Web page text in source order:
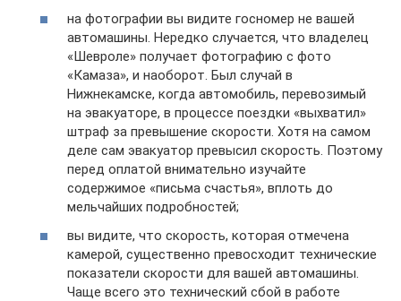
на фотографии вы видите госномер не вашей
автомашины. Нередко случается, что владелец
«Шевроле» получает фотографию с фото
«Камаза», и наоборот. Был случай в
Нижнекамске, когда автомобиль, перевозимый
на эвакуаторе, в процессе поездки «выхватил»
штраф за превышение скорости. Хотя на самом
деле сам эвакуатор превысил скорость. Поэтому
перед оплатой внимательно изучайте
содержимое «письма счастья», вплоть до
мельчайших подробностей;
вы видите, что скорость, которая отмечена
камерой, существенно превосходит технические
показатели скорости для вашей автомашины.
Чаще всего это технический сбой в работе